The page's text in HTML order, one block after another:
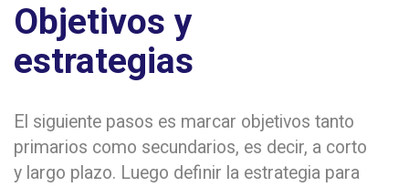
Objetivos y
estrategias
El siguiente pasos es marcar objetivos tanto
primarios como secundarios, es decir, a corto
y largo plazo. Luego definir la estrategia para